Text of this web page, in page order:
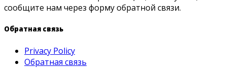
сообщите нам через форму обратной связи.
Обратная связь
Privacy Policy
Обратная связь